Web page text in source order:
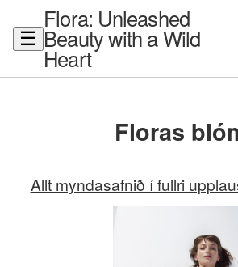
☰
Flora: Unleashed
Beauty with a Wild
Heart
Floras
Allt myndasafnið í fullri